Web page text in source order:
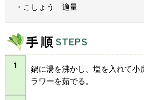
・こしょう 適量
手順 STEPS
1
鍋に湯を沸かし、塩を入れて小
ラワーを茹でる。